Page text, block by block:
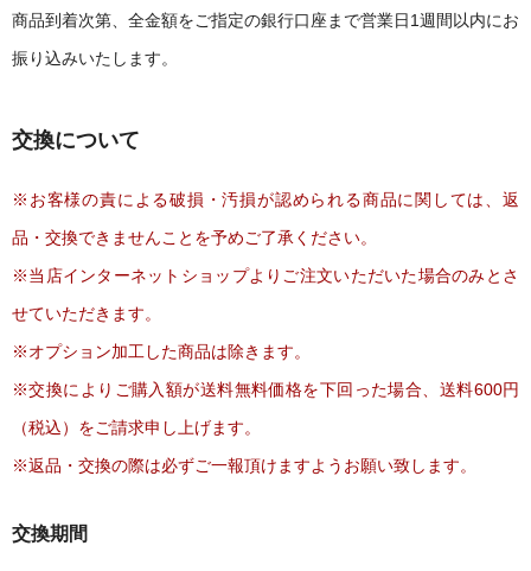
商品到着次第、全金額をご指定の銀行口座まで営業日1週間以内にお
振り込みいたします。
交換について
※お客様の責による破損・汚損が認められる商品に関しては、返
品・交換できませんことを予めご了承ください。
※当店インターネットショップよりご注文いただいた場合のみとさ
せていただきます。
※オプション加工した商品は除きます。
※交換によりご購入額が送料無料価格を下回った場合、送料600円
（税込）をご請求申し上げます。
※返品・交換の際は必ずご一報頂けますようお願い致します。
交換期間